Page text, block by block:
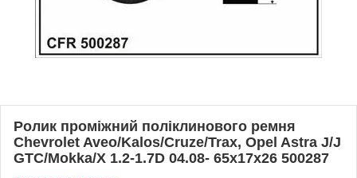
Ролик проміжний поліклинового ремня
Chevrolet Aveo/Kalos/Cruze/Trax, Opel Astra J/J
GTC/Mokka/X 1.2-1.7D 04.08- 65x17x26 500287